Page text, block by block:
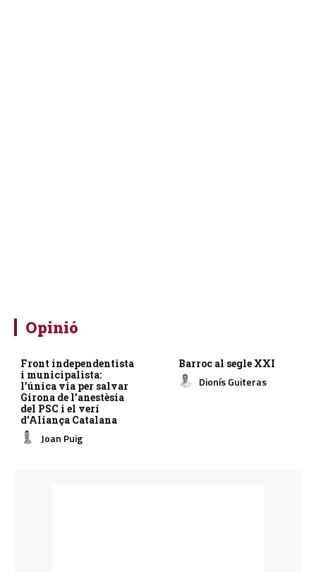
Opinió
Front independentista
i municipalista:
l’única via per salvar
Girona de l’anestèsia
del PSC i el verí
d’Aliança Catalana
Joan Puig
Barroc al segle XXI
Dionís Guiteras